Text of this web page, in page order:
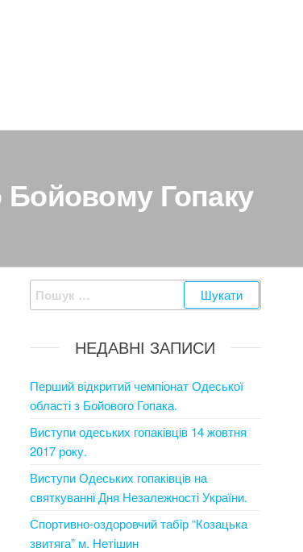
Бойовому Гопаку
Пошук:
НЕДАВНІ ЗАПИСИ
Перший відкритий чемпіонат Одеської
області з Бойового Гопака.
Виступи одеських гопаківців 14 жовтня
2017 року.
Виступи Одеських гопаківців на
святкуванні Дня Незалежності України.
Спортивно-оздоровчий табір “Козацька
звитяга” м. Нетішин